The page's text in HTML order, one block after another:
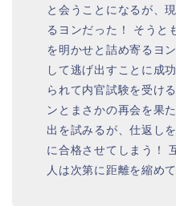
と会うことになるが、
るヨンだった！ そうと
を明かせと詰め寄るヨ
して逃げ出すことに成
られて内官試験を受け
ンとまさかの再会を果
出を試みるが、仕返し
に合格させてしまう！
人は次第に距離を縮め